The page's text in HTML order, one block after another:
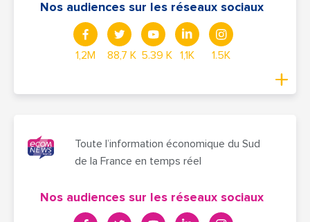
Nos audiences sur les réseaux sociaux
1,2M 88,7 K 5.39 K 1,1K 1.5K
Toute l’information économique du Sud
de la France en temps réel
Nos audiences sur les réseaux sociaux